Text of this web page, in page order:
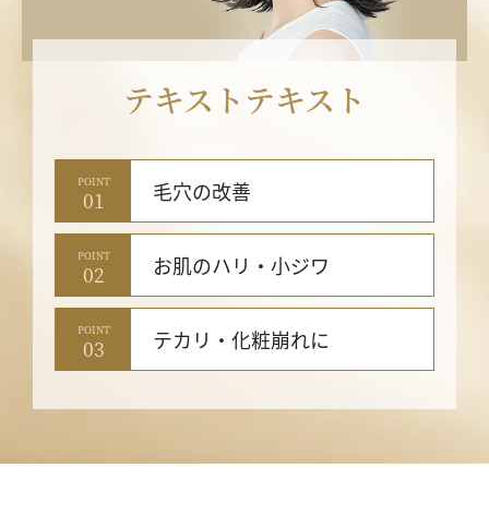
テキストテキスト
POINT
01 毛穴の改善
POINT
02 お肌のハリ・小ジワ
POINT
03 テカリ・化粧崩れに